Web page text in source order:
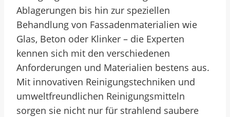
Ablagerungen bis hin zur speziellen
Behandlung von Fassadenmaterialien wie
Glas, Beton oder Klinker – die Experten
kennen sich mit den verschiedenen
Anforderungen und Materialien bestens aus.
Mit innovativen Reinigungstechniken und
umweltfreundlichen Reinigungsmitteln
sorgen sie nicht nur für strahlend saubere